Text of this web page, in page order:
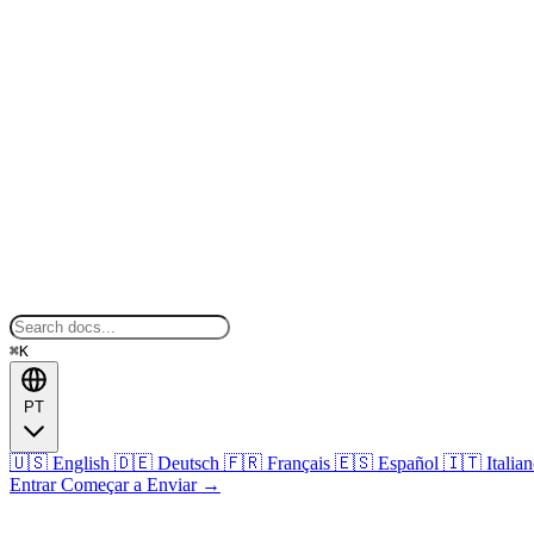
⌘K
PT
🇺🇸 English 🇩🇪 Deutsch 🇫🇷 Français 🇪🇸 Español 🇮🇹
EntrarComeçar a Enviar →